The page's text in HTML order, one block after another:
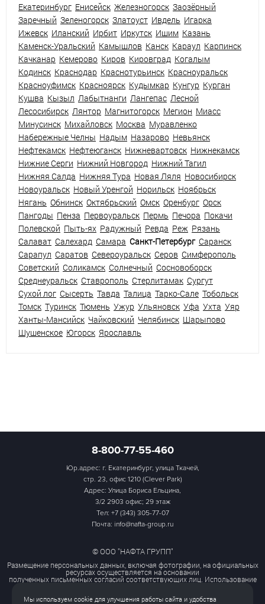
Екатеринбург Енисейск Железногорск Заозёрный
Заречный Зеленогорск Златоуст Ивдель Игарка
Ижевск Иланский Ирбит Иркутск Ишим Казань
Каменск-Уральский Камышлов Канск Караул Карпинск
Качканар Кемерово Киров Кировград Когалым
Кодинск Краснодар Краснотурьинск Красноуральск
Красноуфимск Красноярск Кудымкар Кунгур Курган
Кушва Кызыл Лабытнанги Лангепас Лесной
Лесосибирск Лянтор Магнитогорск Мегион Миасс
Минусинск Михайловск Москва Муравленко
Набережные Челны Надым Назарово Невьянск
Нефтекамск Нефтеюганск Нижневартовск Нижнекамск
Нижние Серги Нижний Новгород Нижний Тагил
Нижняя Салда Нижняя Тура Новая Ляля Новосибирск
Новоуральск Новый Уренгой Норильск Ноябрьск
Нягань Обнинск Октябрьский Омск Оренбург Орск
Пангоды Пенза Первоуральск Пермь Печора Покачи
Полевской Пыть-ях Радужный Ревда Реж Рязань
Салават Салехард Самара Санкт-Петербург Саранск
Сарапул Саратов Североуральск Серов Симферополь
Советский Соликамск Солнечный Сосновоборск
Среднеуральск Ставрополь Стерлитамак Сургут
Сухой лог Сысерть Тавда Талица Тарко-Сале Тобольск
Томск Туринск Тюмень Ужур Ульяновск Уфа Ухта Уяр
Ханты-Мансийск Чайковский Челябинск Шарыпово
Шушенское Югорск Ярославль
8-800-77-55-460
Юр.адрес: г. Екатеринбург, улица Ткачей,
стр. 23, офис 1210 (Clever Park)
Адрес: Улица Бориса Ельцина,
3/2 2903 офис; 29 этаж
Тел: +7 (343) 305-77-07
Почта: info@nafta-group.ru
© ООО "НАФТА ГРУПП"
Размещение персональных данных, включая фотографии, на официальных
ресурсах осуществляется на основании
полученных письменных согласий соответствующих лиц. Использование
этих материалов третьими лицами
Мы используем cookie для улучшения работы сайта и удобства